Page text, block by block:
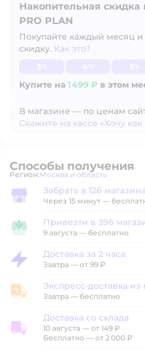
Накопительная скидка
PRO PLAN
Покупайте каждый месяц и
скидку. Как это?
Купите на 1 499 ₽ в этом
Узнать больше
В магазине — по ценам
Скажите на кассе «Хочу как
Способы получения
Регион: Выбор адреса
Москва и область
Забрать в магазине
Забрать в 126
Через 15 минут —
Привезти в магазин
Привезти в 396
9 августа — бесплатно
Доставка за 2 часа
Доставка за 2 часа
Завтра — от 99 ₽
Экспресс-доставка из магазина
Экспресс-доставка из
Завтра — бесплатно
Доставка со склада
Доставка со склада
10 августа — от 149 ₽
Бесплатно — от 2 000 ₽